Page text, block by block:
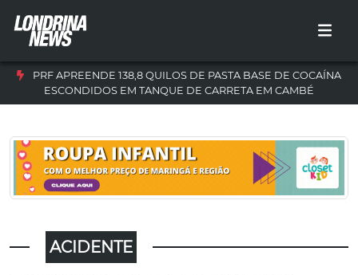
PRF APREENDE 138,8 QUILOS DE PASTA BASE DE COCAÍNA
ESCONDIDOS EM TANQUE DE CARRETA EM CAMBÉ
ACIDENTE